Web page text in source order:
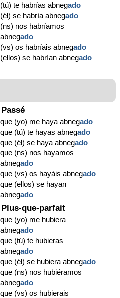
(tú) te habrías abnegado
(él) se habría abnegado
(ns) nos habríamos
abnegado
(vs) os habríais abnegado
(ellos) se habrían abnegado
Passé
que (yo) me haya abnegado
que (tú) te hayas abnegado
que (él) se haya abnegado
que (ns) nos hayamos
abnegado
que (vs) os hayáis abnegado
que (ellos) se hayan
abnegado
Plus-que-parfait
que (yo) me hubiera
abnegado
que (tú) te hubieras
abnegado
que (él) se hubiera abnegado
que (ns) nos hubiéramos
abnegado
que (vs) os hubierais